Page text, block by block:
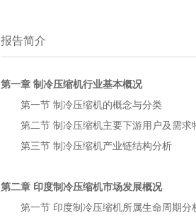
报告简介
第一章 制冷压缩机行业基本概况
第一节 制冷压缩机的概念与分类
第二节 制冷压缩机主要下游用户及需求
第三节 制冷压缩机产业链结构分析
第二章 印度制冷压缩机市场发展概况
第一节 印度制冷压缩机所属生命周期分